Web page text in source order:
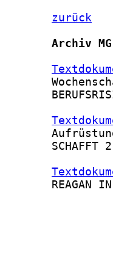
zurück
Archiv
SCHAFFT
REAGAN